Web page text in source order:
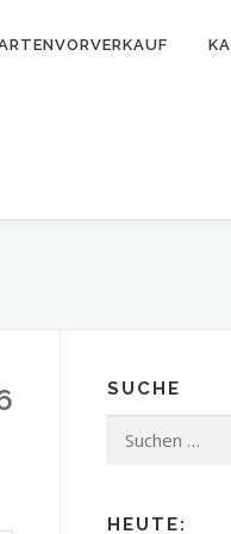
SUCHE
nach:
HEUTE: